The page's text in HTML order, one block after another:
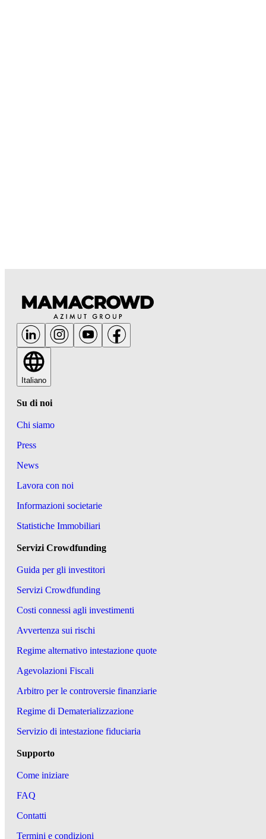
Italiano
Su di noi
Chi siamo
Press
News
Lavora con noi
Informazioni societarie
Statistiche Immobiliari
Servizi Crowdfunding
Guida per gli investitori
Servizi Crowdfunding
Costi connessi agli investimenti
Avvertenza sui rischi
Regime alternativo intestazione quote
Agevolazioni Fiscali
Arbitro per le controversie finanziarie
Regime di Dematerializzazione
Servizio di intestazione fiduciaria
Supporto
Come iniziare
FAQ
Contatti
Termini e condizioni